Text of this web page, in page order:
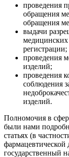
проведения
обращения
обращения
выдачи
медицинских
регистрации;
проведения
изделий;
проведения
соблюдения
изделий.
Полномочия в
были нами
статьях (в
фармацевтической
государственный